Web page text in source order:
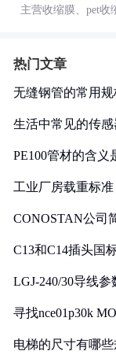
主营收缩膜、pet收
热门文章
无缝钢管的常用
生活中常见的传
PE100管材的含义
工业厂房载重标
CONOSTAN公司
C13和C14插头国
LGJ-240/30导线
寻找nce01p30k
电梯的尺寸有哪些